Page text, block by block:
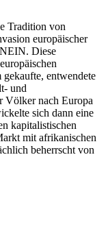
Tradition von
europäischer
Diese
entwendete
und
Völker nach Europa
sich dann eine
kapitalistischen
mit afrikanischen
beherrscht von